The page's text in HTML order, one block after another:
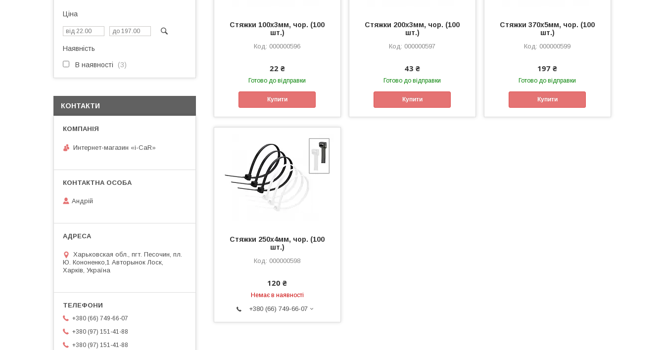
Стяжки 100х3мм, чор. (100
шт.)
000000596
22 ₴
Готово до відправки
Купити
Стяжки 200х3мм, чор. (100
шт.)
000000597
43 ₴
Готово до відправки
Купити
Стяжки 370х5мм, чор. (100
шт.)
000000599
197 ₴
Готово до відправки
Купити
Стяжки 250х4мм, чор. (100
шт.)
000000598
120 ₴
Немає в наявності
+380 (66) 749-66-07
Ціна
Наявність
В наявності 3
КОНТАКТИ
Интернет-магазин «i-CaR»
Андрiй
Харьковская обл., пгт. Песочин, пл.
Ю. Кононенко,1 Авторынок Лоск,
Харків, Україна
+380 (66) 749-66-07
+380 (97) 151-41-88
+380 (97) 151-41-88